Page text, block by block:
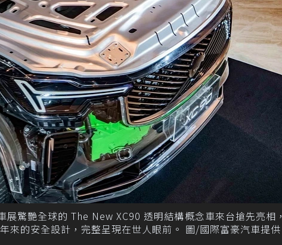
驚艷全球的 The New XC90 透明結構概念車來台搶先亮相，
來的安全設計，完整呈現在世人眼前。 圖/國際富豪汽車提供